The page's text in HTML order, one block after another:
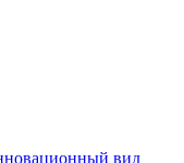
вид